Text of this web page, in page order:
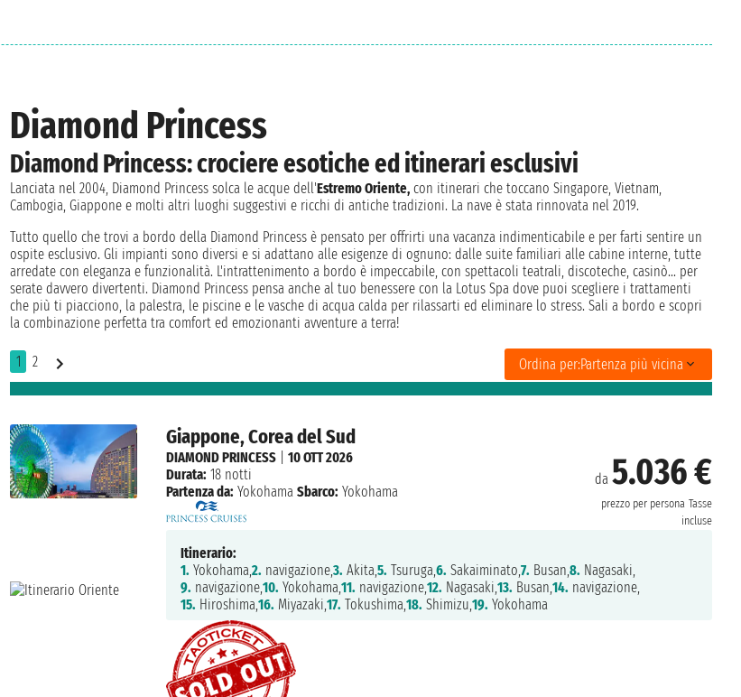
Diamond Princess
Diamond Princess: crociere esotiche ed itinerari esclusivi
Lanciata nel 2004, Diamond Princess solca le acque dell'Estremo Oriente, con itinerari che toccano Singapore, Vietnam,
Cambogia, Giappone e molti altri luoghi suggestivi e ricchi di antiche tradizioni. La nave è stata rinnovata nel 2019.
Tutto quello che trovi a bordo della Diamond Princess è pensato per offrirti una vacanza indimenticabile e per farti sentire un
ospite esclusivo. Gli impianti sono diversi e si adattano alle esigenze di ognuno: dalle suite familiari alle cabine interne, tutte
arredate con eleganza e funzionalità. L'intrattenimento a bordo è impeccabile, con spettacoli teatrali, discoteche, casinò... per
serate davvero divertenti. Diamond Princess pensa anche al tuo benessere con la Lotus Spa dove puoi scegliere i trattamenti
che più ti piacciono, la palestra, le piscine e le vasche di acqua calda per rilassarti ed eliminare lo stress. Sali a bordo e scopri
la combinazione perfetta tra comfort ed emozionanti avventure a terra!
1 2 Ordina per:Partenza più vicina
Giappone, Corea del Sud
da 5.036 €
prezzo per persona Tasse
incluse
DIAMOND PRINCESS |10 OTT 2026
Durata: 18 notti
Partenza da: Yokohama Sbarco: Yokohama
Itinerario:
1. Yokohama,2. navigazione,3. Akita,5. Tsuruga,6. Sakaiminato,7. Busan,8. Nagasaki,
9. navigazione,10. Yokohama,11. navigazione,12. Nagasaki,13. Busan,14. navigazione,
15. Hiroshima,16. Miyazaki,17. Tokushima,18. Shimizu,19. Yokohama